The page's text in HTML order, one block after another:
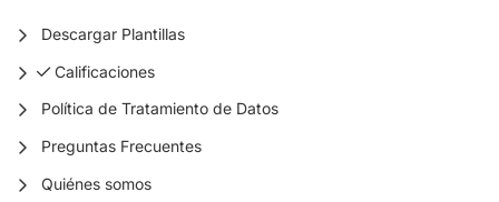
Descargar Plantillas
Calificaciones
Calificaciones
Política de Tratamiento de Datos
Preguntas Frecuentes
Quiénes somos